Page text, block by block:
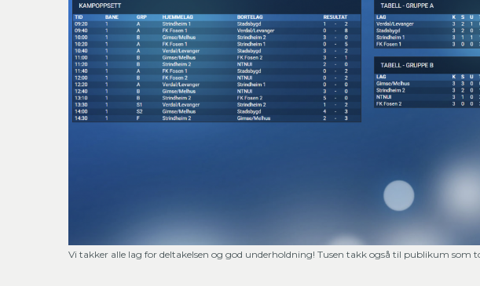
Vi takker alle lag for deltakelsen og god underholdning! Tusen takk også til publikum som